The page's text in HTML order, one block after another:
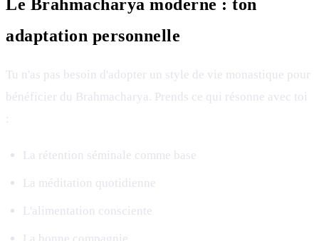
Le Brahmacharya moderne : ton
adaptation personnelle
Tu n'as pas besoin d'adopter un style de vie monastique pour
bénéficier du Brahmacharya. Prends ce qui résonne avec toi
:
La rétention séminale comme base
La méditation quotidienne
L'alimentation consciente